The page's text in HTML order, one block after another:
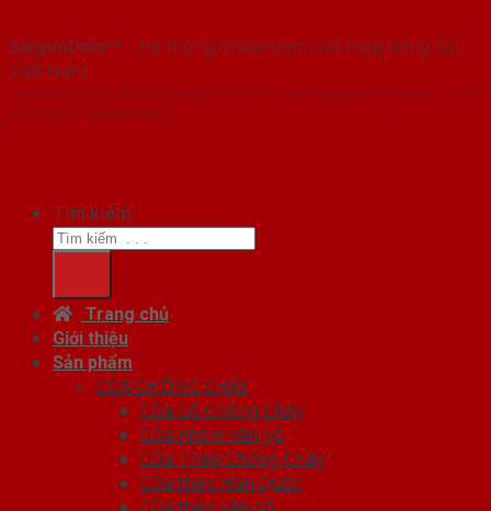
SaigonDoor™ - Hệ thống Showroom cửa thép hàng đầu
Việt Nam
Copyright ⓒ 2016 – 2026 SaigonDoor™ - www.baogiacuathep.com | Đơn
vị chủ quản SaigonDoor
Tìm kiếm:
Trang chủ
Giới thiệu
Sản phẩm
CỬA CHỐNG CHÁY
Cửa Gỗ Chống Cháy
Cửa nhôm vân gỗ
Cửa Thép Chống Cháy
Cửa thép Hàn Quốc